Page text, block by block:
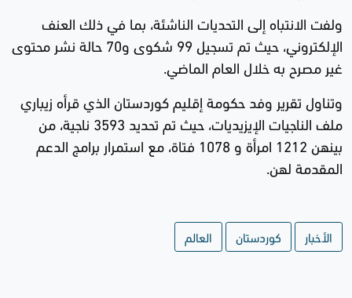
ولفت الانتباه إلى التحديات الناشئة، بما في ذلك العنف
الإلكتروني، حيث تم تسجيل 99 شكوى و70 حالة نشر محتوى
غير مصرح به خلال العام الماضي.
وتناول تقرير وفد حكومة إقليم كوردستان الذي قرأه زيباري
ملف الناجيات الإيزيديات، حيث تم تحديد 3593 ناجية، من
بينهن 1212 امرأة و 1078 فتاة، مع استمرار برامج الدعم
المقدمة لهن.
الأخبار كوردستان العالم